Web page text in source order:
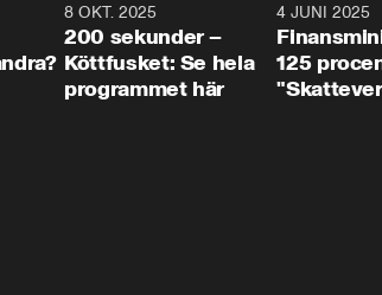
31:05 4:29
8 OKT. 2025
200 sekunder –
Köttfusket: Se hela
programmet här
4 JUNI 2025
125